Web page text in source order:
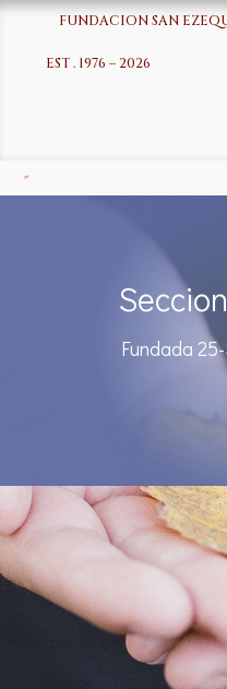
FUNDACION SAN
EST . 1976 – 2026
Fundada